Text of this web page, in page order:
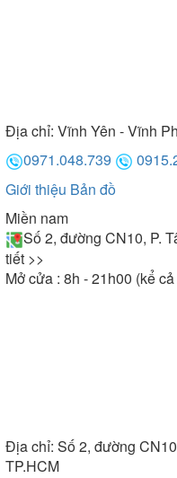
Địa chỉ: Vĩnh Yên - Vĩnh
0971.048.739
Giới thiệu Bản đồ
Miền nam
Số 2, đường CN10, P.
tiết >>
Mở cửa : 8h - 21h00 (kể
Địa chỉ: Số 2, đường
TP.HCM